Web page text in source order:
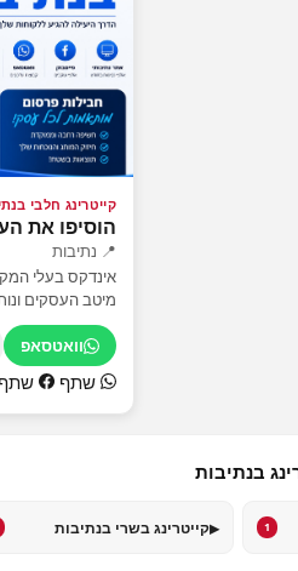
קייטרינג חלבי
הוסיפו את
📍 נתיבות
אינדקס בעלי
מיטב העסקים
וואטסאפ
שתף שתף
בנתיבות
1
▸קייטרינג בשרי בנתיבות